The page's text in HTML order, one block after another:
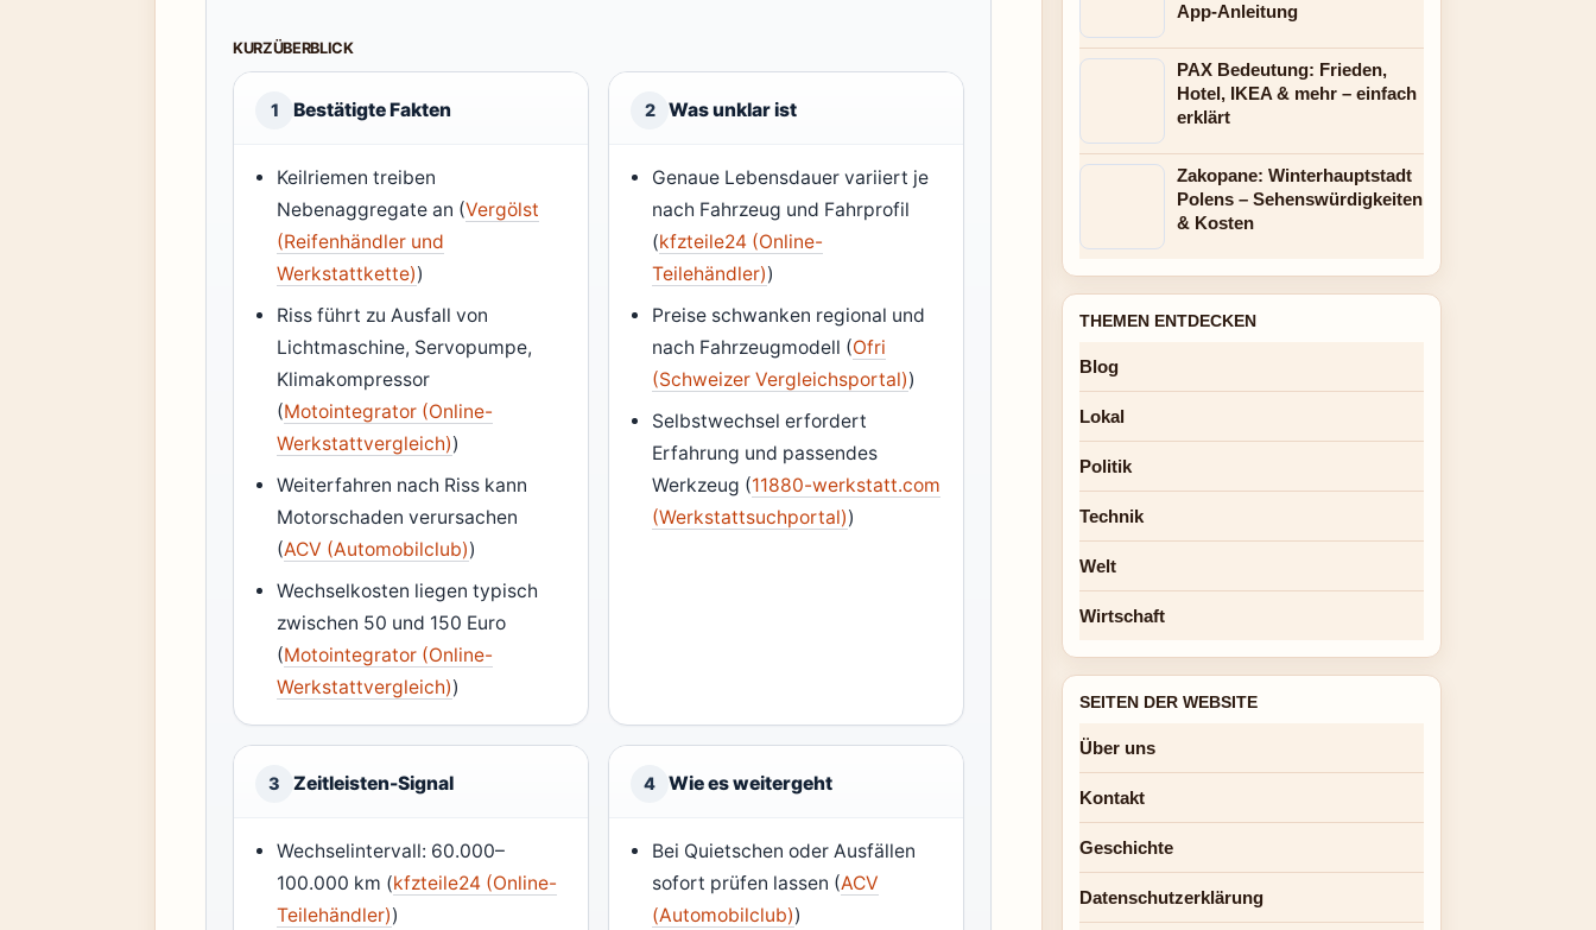
KURZÜBERBLICK
1 Bestätigte Fakten
Keilriemen treiben
Nebenaggregate an (Vergölst
(Reifenhändler und
Werkstattkette))
Riss führt zu Ausfall von
Lichtmaschine, Servopumpe,
Klimakompressor
(Motointegrator (Online-
Werkstattvergleich))
Weiterfahren nach Riss kann
Motorschaden verursachen
(ACV (Automobilclub))
Wechselkosten liegen typisch
zwischen 50 und 150 Euro
(Motointegrator (Online-
Werkstattvergleich))
2 Was unklar ist
Genaue Lebensdauer variiert je
nach Fahrzeug und Fahrprofil
(kfzteile24 (Online-
Teilehändler))
Preise schwanken regional und
nach Fahrzeugmodell (Ofri
(Schweizer Vergleichsportal))
Selbstwechsel erfordert
Erfahrung und passendes
Werkzeug (11880-werkstatt.com
(Werkstattsuchportal))
3 Zeitleisten-Signal
Wechselintervall: 60.000–
100.000 km (kfzteile24 (Online-
Teilehändler))
4 Wie es weitergeht
Bei Quietschen oder Ausfällen
sofort prüfen lassen (ACV
(Automobilclub))
App-Anleitung
PAX Bedeutung: Frieden,
Hotel, IKEA & mehr – einfach
erklärt
Zakopane: Winterhauptstadt
Polens – Sehenswürdigkeiten
& Kosten
THEMEN ENTDECKEN
Blog
Lokal
Politik
Technik
Welt
Wirtschaft
SEITEN DER WEBSITE
Über uns
Kontakt
Geschichte
Datenschutzerklärung